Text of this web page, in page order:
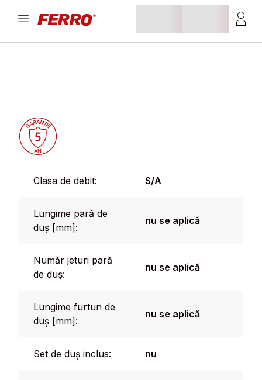
Clasa de debit: S/A
Lungime pară de
duș [mm]:
nu se aplică
Număr jeturi pară
de duș:
nu se aplică
Lungime furtun de
duș [mm]:
nu se aplică
Set de duș inclus: nu